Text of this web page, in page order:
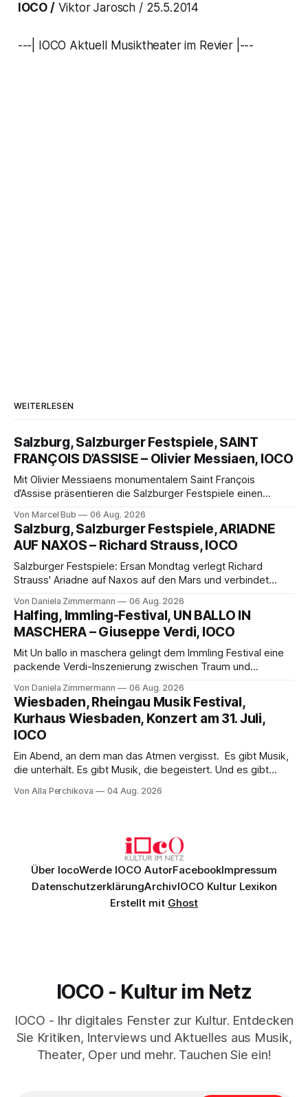
IOCO / Viktor Jarosch / 25.5.2014
---| IOCO Aktuell Musiktheater im Revier |---
WEITERLESEN
Salzburg, Salzburger Festspiele, SAINT
FRANÇOIS D’ASSISE – Olivier Messiaen, IOCO
Mit Olivier Messiaens monumentalem Saint François
d’Assise präsentieren die Salzburger Festspiele einen
eine bildgewaltige Inszenierung, Maxime Pascal entfaltet
die komplexe Partitur eindrucksvoll, Philippe Sly berührt als
Franziskus.
Von Marcel Bub 06 Aug. 2026
Salzburg, Salzburger Festspiele, ARIADNE
AUF NAXOS – Richard Strauss, IOCO
Salzburger Festspiele: Ersan Mondtag verlegt Richard
Strauss' Ariadne auf Naxos auf den Mars und verbindet
Aufführung mit starken Solisten und den Wiener
Philharmonikern, szenisch bleibt der zweite Akt jedoch
hinter den Erwartungen zurück.
Von Daniela Zimmermann 06 Aug. 2026
Halfing, Immling-Festival, UN BALLO IN
MASCHERA – Giuseppe Verdi, IOCO
Mit Un ballo in maschera gelingt dem Immling Festival eine
packende Verdi-Inszenierung zwischen Traum und
psychologische Tiefe mit starken Bildern, getragen von
einem spielfreudigen Ensemble und einer musikalisch
überzeugenden Gesamtleistung.
Von Daniela Zimmermann 06 Aug. 2026
Wiesbaden, Rheingau Musik Festival,
Kurhaus Wiesbaden, Konzert am 31. Juli,
IOCO
Ein Abend, an dem man das Atmen vergisst. Es gibt Musik,
die unterhält. Es gibt Musik, die begeistert. Und es gibt
Genau so war der Abend im Kurhaus Wiesbaden, an dem
Von Alla Perchikova 04 Aug. 2026
Über IocoWerde IOCO AutorFacebookImpressum
DatenschutzerklärungArchivIOCO Kultur Lexikon
Erstellt mit Ghost
IOCO - Kultur im Netz
IOCO - Ihr digitales Fenster zur Kultur. Entdecken
Sie Kritiken, Interviews und Aktuelles aus Musik,
Theater, Oper und mehr. Tauchen Sie ein!